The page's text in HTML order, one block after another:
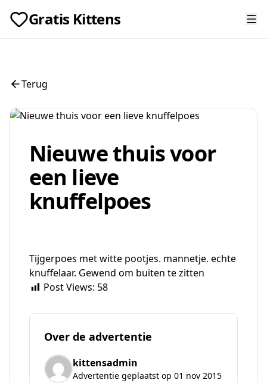
Gratis Kittens
Terug
Nieuwe thuis voor
een lieve
knuffelpoes
Tijgerpoes met witte pootjes. mannetje. echte
knuffelaar. Gewend om buiten te zitten
Post Views: 58
Over de advertentie
kittensadmin
Advertentie geplaatst op 01 nov 2015